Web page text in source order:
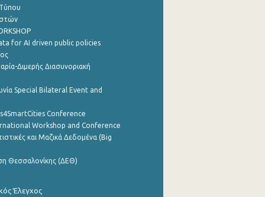
for AI driven public policies
Διμερής Διασυνοριακή
Special Bilateral Event and
Conference
Workshop and Conference
και Μαζικά Δεδομένα (Big
Θεσσαλονίκης (ΔΕΘ)
Έλεγχος